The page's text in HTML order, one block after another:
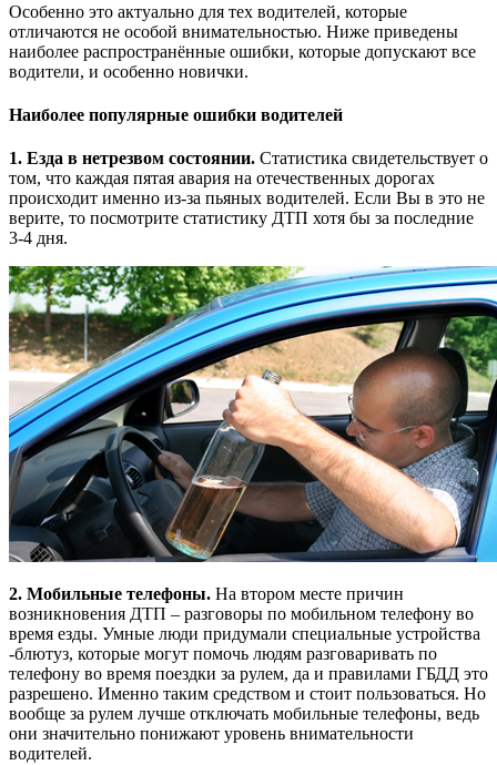
Особенно это актуально для тех водителей, которые
отличаются не особой внимательностью. Ниже приведены
наиболее распространённые ошибки, которые допускают все
водители, и особенно новички.
Наиболее популярные ошибки водителей
1. Езда в нетрезвом состоянии. Статистика свидетельствует о
том, что каждая пятая авария на отечественных дорогах
происходит именно из-за пьяных водителей. Если Вы в это не
верите, то посмотрите статистику ДТП хотя бы за последние
3-4 дня.
2. Мобильные телефоны. На втором месте причин
возникновения ДТП – разговоры по мобильном телефону во
время езды. Умные люди придумали специальные устройства
-блютуз, которые могут помочь людям разговаривать по
телефону во время поездки за рулем, да и правилами ГБДД это
разрешено. Именно таким средством и стоит пользоваться. Но
вообще за рулем лучше отключать мобильные телефоны, ведь
они значительно понижают уровень внимательности
водителей.